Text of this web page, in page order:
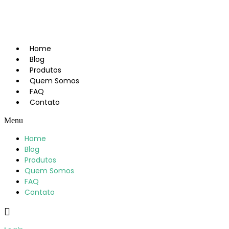
Home
Blog
Produtos
Quem Somos
FAQ
Contato
Menu
Home
Blog
Produtos
Quem Somos
FAQ
Contato